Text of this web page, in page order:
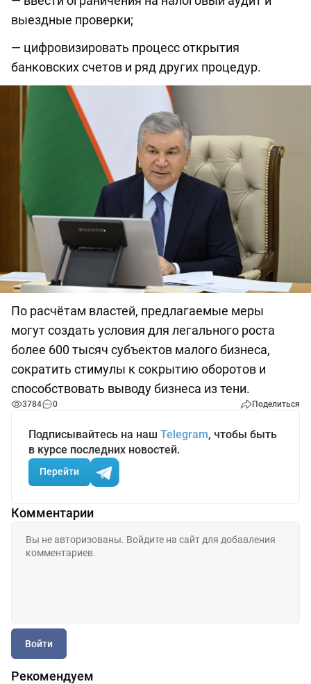
выездные проверки;
— цифровизировать процесс открытия
банковских счетов и ряд других процедур.
По расчётам властей, предлагаемые меры
могут создать условия для легального роста
более 600 тысяч субъектов малого бизнеса,
сократить стимулы к сокрытию оборотов и
способствовать выводу бизнеса из тени.
3784 0 Поделиться
Подписывайтесь на наш Telegram, чтобы быть
в курсе последних новостей.
Перейти
Комментарии
Войти
Рекомендуем